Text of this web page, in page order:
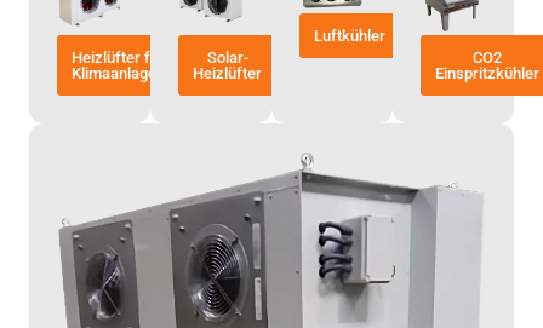
Heizlüfter für
Klimaanlagen
Solar-
Heizlüfter
Luftkühler
CO2
Einspritzkühler